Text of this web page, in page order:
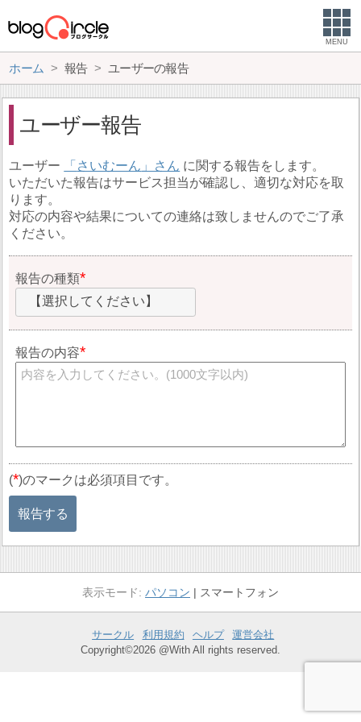
MENU
ホーム 報告 ユーザーの報告
ユーザー報告
ユーザー さいむーん
に関する報告をします。
いただいた報告はサービス担当が確認し、適切な対応を取
ります。
対応の内容や結果についての連絡は致しませんのでご了承
ください。
報告の種類
【選択してください】
報告の内容
(*)のマークは必須項目です。
報告する
パソコン スマートフォン
サークル 利用規約 ヘルプ
運営会社
Copyright©2026 @With All rights reserved.